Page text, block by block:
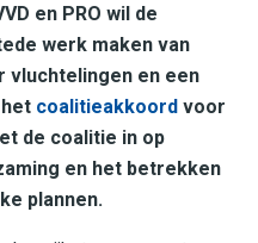
en PRO wil de
werk maken van
vluchtelingen en een
coalitieakkoord voor
de coalitie in op
en het betrekken
plannen.